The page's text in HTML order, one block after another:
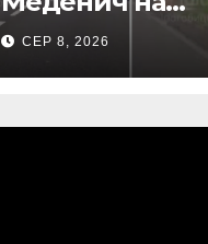
Дрогобиччині
(Відео)
СЕР 8, 2026